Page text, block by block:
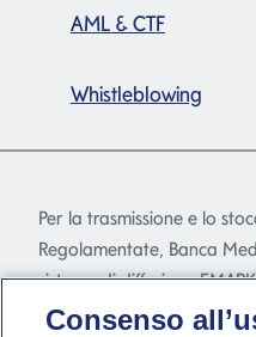
AML & CTF
Whistleblowing
Per la trasmissione e lo
Regolamentate, Banca
sistema di diffusione
stoccaggio EMARKET
Consenso